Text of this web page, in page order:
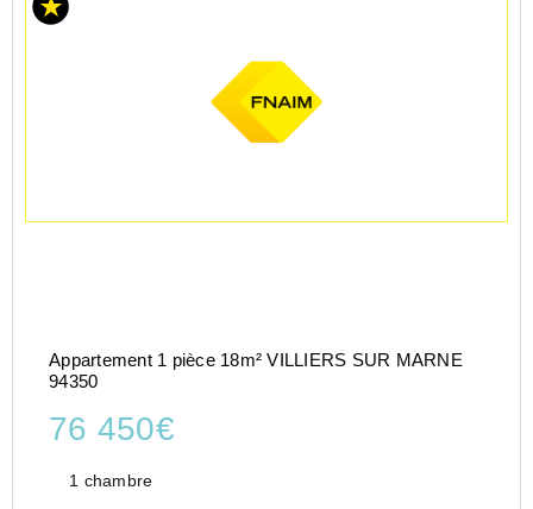
Appartement 1 pièce 18m² VILLIERS SUR MARNE
94350
76 450€
1 chambre